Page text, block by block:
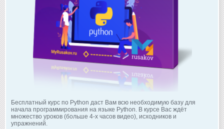
Бесплатный курс по Python даст Вам всю необходимую базу для
начала программирования на языке Python. В курсе Вас ждёт
множество уроков (больше 4-х часов видео), исходников и
упражнений.